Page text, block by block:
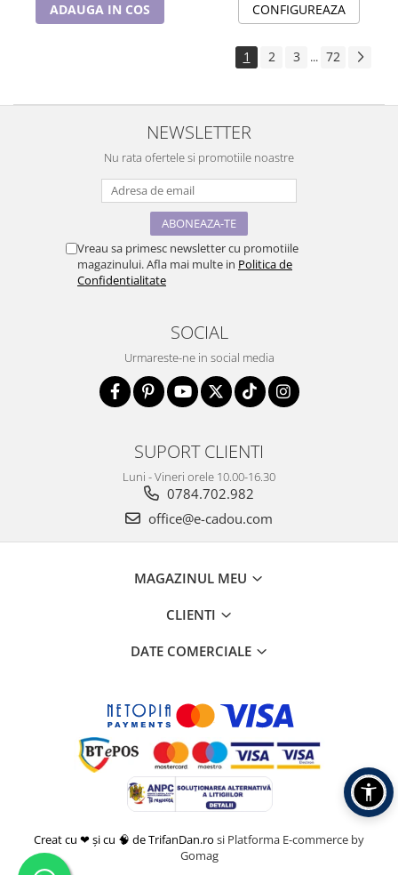
ADAUGA IN COS CONFIGUREAZA
1 2 3 ... 72
NEWSLETTER
Nu rata ofertele si promotiile noastre
Vreau sa primesc newsletter cu promotiile
magazinului. Afla mai multe in Politica de
Confidentialitate
SOCIAL
Urmareste-ne in social media
SUPORT CLIENTI
Luni - Vineri orele 10.00-16.30
0784.702.982
office@e-cadou.com
MAGAZINUL MEU
CLIENTI
DATE COMERCIALE
Creat cu ❤ și cu 🧠 de TrifanDan.ro si Platforma E-commerce by
Gomag